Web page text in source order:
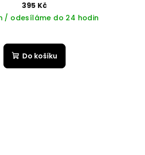
395 Kč
/ odesíláme do 24 hodin
Do košíku